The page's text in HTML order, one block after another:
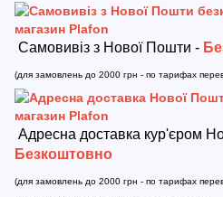
Самовивіз з Нової Пошти -
(для замовлень до 2000 грн - по тарифах
Адресна доставка кур'єром
Безкоштовно
(для замовлень до 2000 грн - по тарифах